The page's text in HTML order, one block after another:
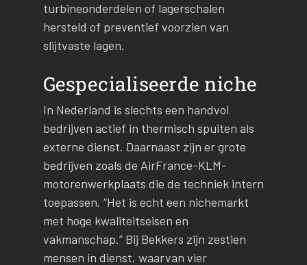
turbineonderdelen of lagerschalen
hersteld of preventief voorzien van
slijtvaste lagen.
Gespecialiseerde niche
In Nederland is slechts een handvol
bedrijven actief in thermisch spuiten als
externe dienst. Daarnaast zijn er grote
bedrijven zoals de AirFrance-KLM-
motorenwerkplaats die de techniek intern
toepassen. “Het is echt een nichemarkt
met hoge kwaliteitseisen en
vakmanschap.” Bij Bekkers zijn zestien
mensen in dienst, waarvan vier